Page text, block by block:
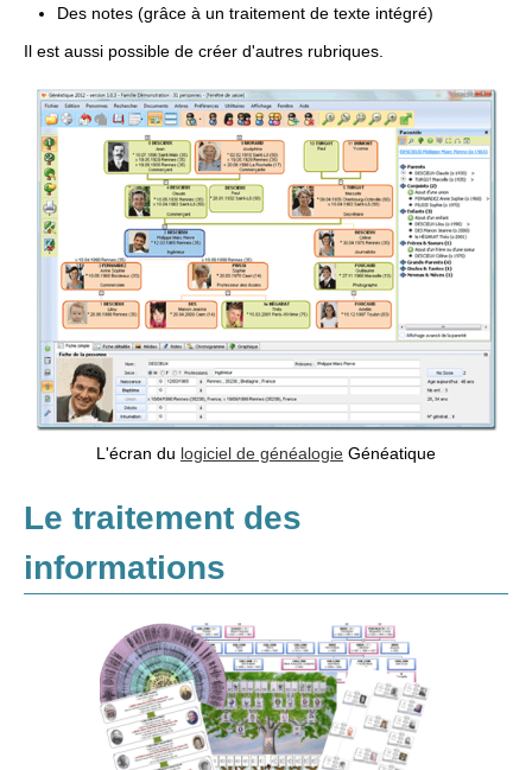
Des notes (grâce à un traitement de texte intégré)
Il est aussi possible de créer d'autres rubriques.
L'écran du logiciel de généalogie Généatique
Le traitement des
informations